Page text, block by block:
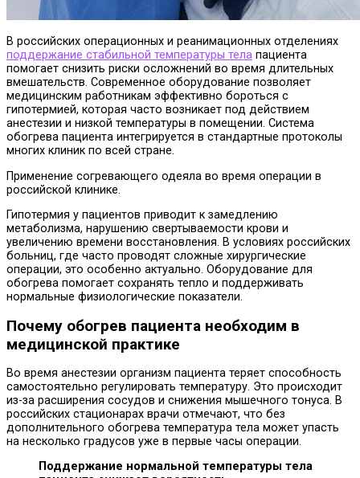
В российских операционных и реанимационных отделениях
поддержание стабильной температуры тела пациента
помогает снизить риски осложнений во время длительных
вмешательств. Современное оборудование позволяет
медицинским работникам эффективно бороться с
гипотермией, которая часто возникает под действием
анестезии и низкой температуры в помещении. Система
обогрева пациента интегрируется в стандартные протоколы
многих клиник по всей стране.
Применение согревающего одеяла во время операции в
российской клинике.
Гипотермия у пациентов приводит к замедлению
метаболизма, нарушению свертываемости крови и
увеличению времени восстановления. В условиях российских
больниц, где часто проводят сложные хирургические
операции, это особенно актуально. Оборудование для
обогрева помогает сохранять тепло и поддерживать
нормальные физиологические показатели.
Почему обогрев пациента необходим в
медицинской практике
Во время анестезии организм пациента теряет способность
самостоятельно регулировать температуру. Это происходит
из-за расширения сосудов и снижения мышечного тонуса. В
российских стационарах врачи отмечают, что без
дополнительного обогрева температура тела может упасть
на несколько градусов уже в первые часы операции.
Поддержание нормальной температуры тела